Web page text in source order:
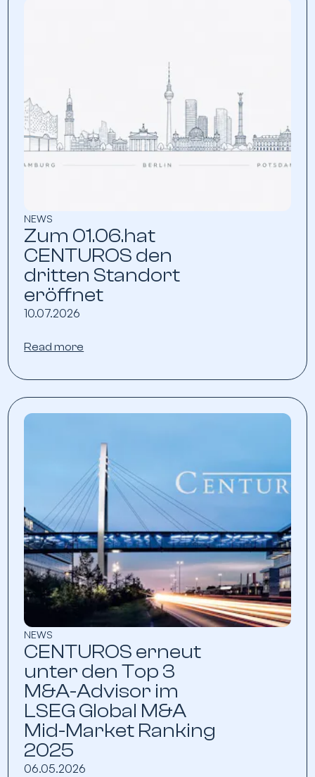
NEWS
Zum 01.06.hat
CENTUROS den
dritten Standort
eröffnet
10.07.2026
Read more
NEWS
CENTUROS erneut
unter den Top 3
M&A-Advisor im
LSEG Global M&A
Mid-Market Ranking
2025
06.05.2026